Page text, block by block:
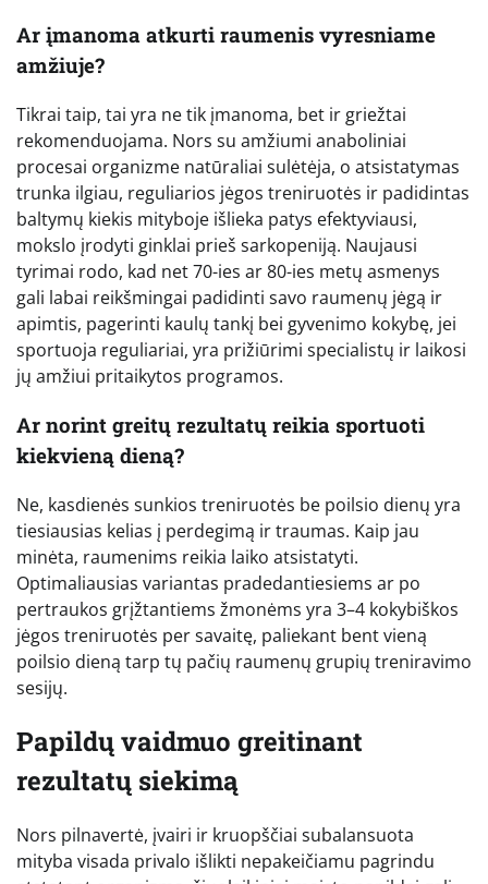
Ar įmanoma atkurti raumenis vyresniame
amžiuje?
Tikrai taip, tai yra ne tik įmanoma, bet ir griežtai
rekomenduojama. Nors su amžiumi anaboliniai
procesai organizme natūraliai sulėtėja, o atsistatymas
trunka ilgiau, reguliarios jėgos treniruotės ir padidintas
baltymų kiekis mityboje išlieka patys efektyviausi,
mokslo įrodyti ginklai prieš sarkopeniją. Naujausi
tyrimai rodo, kad net 70-ies ar 80-ies metų asmenys
gali labai reikšmingai padidinti savo raumenų jėgą ir
apimtis, pagerinti kaulų tankį bei gyvenimo kokybę, jei
sportuoja reguliariai, yra prižiūrimi specialistų ir laikosi
jų amžiui pritaikytos programos.
Ar norint greitų rezultatų reikia sportuoti
kiekvieną dieną?
Ne, kasdienės sunkios treniruotės be poilsio dienų yra
tiesiausias kelias į perdegimą ir traumas. Kaip jau
minėta, raumenims reikia laiko atsistatyti.
Optimaliausias variantas pradedantiesiems ar po
pertraukos grįžtantiems žmonėms yra 3–4 kokybiškos
jėgos treniruotės per savaitę, paliekant bent vieną
poilsio dieną tarp tų pačių raumenų grupių treniravimo
sesijų.
Papildų vaidmuo greitinant
rezultatų siekimą
Nors pilnavertė, įvairi ir kruopščiai subalansuota
mityba visada privalo išlikti nepakeičiamu pagrindu